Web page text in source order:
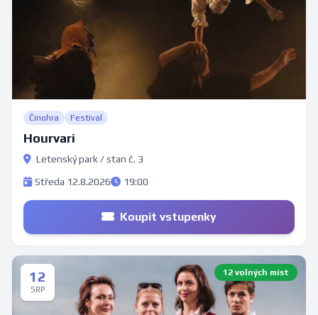
Činohra Festival
Hourvari
Letenský park / stan č. 3
Středa 12.8.2026
19:00
Koupit vstupenky
12
SRP
12 volných míst